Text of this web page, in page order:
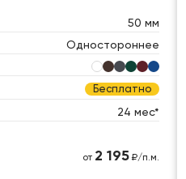
50 мм
Одностороннее
Бесплатно
24 мес*
от 2 195₽/п.м.